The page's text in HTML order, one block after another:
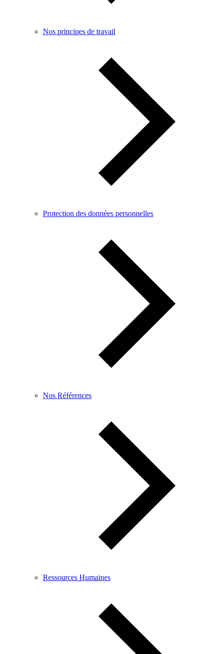
Nos principes de travail
Protection des données personnelles
Nos Références
Ressources Humaines